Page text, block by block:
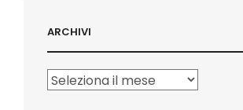
ARCHIVI
Archivi